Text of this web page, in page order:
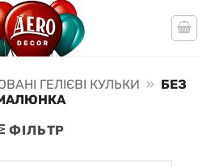
ГЕЛІЄВІ КУЛЬКИ » БЕЗ
ФІЛЬТР